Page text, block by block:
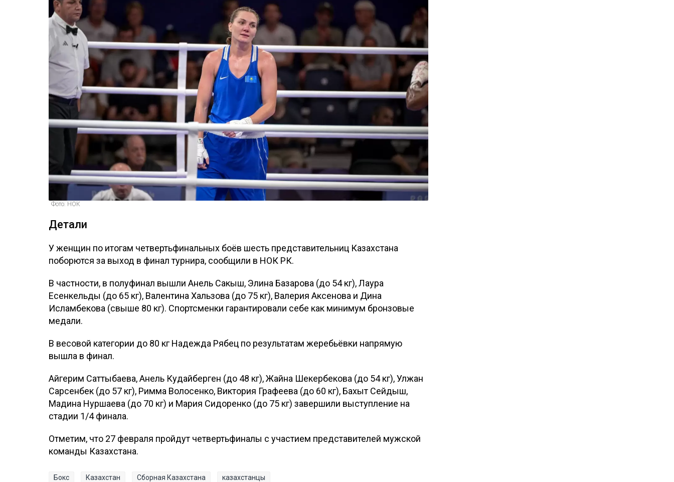
Фото: НОК
Детали
У женщин по итогам четвертьфинальных боёв шесть представительниц Казахстана
поборются за выход в финал турнира, сообщили в НОК РК.
В частности, в полуфинал вышли Анель Сакыш, Элина Базарова (до 54 кг), Лаура
Есенкельды (до 65 кг), Валентина Хальзова (до 75 кг), Валерия Аксенова и Дина
Исламбекова (свыше 80 кг). Спортсменки гарантировали себе как минимум бронзовые
медали.
В весовой категории до 80 кг Надежда Рябец по результатам жеребьёвки напрямую
вышла в финал.
Айгерим Саттыбаева, Анель Кудайберген (до 48 кг), Жайна Шекербекова (до 54 кг), Улжан
Сарсенбек (до 57 кг), Римма Волосенко, Виктория Графеева (до 60 кг), Бахыт Сейдыш,
Мадина Нуршаева (до 70 кг) и Мария Сидоренко (до 75 кг) завершили выступление на
стадии 1/4 финала.
Отметим, что 27 февраля пройдут четвертьфиналы с участием представителей мужской
команды Казахстана.
Бокс Казахстан Сборная Казахстана казахстанцы